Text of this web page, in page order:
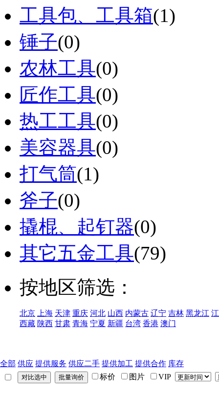
工具包、工具箱(1)
锤子(0)
农林工具(0)
匠作工具(0)
热工工具(0)
美容器具(0)
打气筒(1)
斧子(0)
撬棍、起钉器(0)
其它五金工具(79)
按地区筛选：
北京 上海 天津 重庆 河北 山西 内蒙古 辽宁 吉林 黑龙江
西藏 陕西 甘肃 青海 宁夏 新疆 台湾 香港 澳门
全部 供应 提供服务 供应二手 提供加工 提供合作 库存
标价
图片 VIP